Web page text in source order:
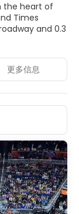
the heart of
Times
conditioned
wireless
Private
toiletries
and desks, as
Squar
更多信息